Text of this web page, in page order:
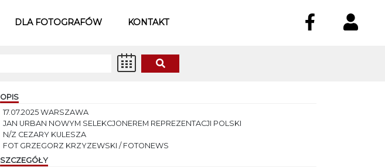
DLA FOTOGRAFÓW KONTAKT
OPIS
17.07.2025 WARSZAWA
JAN URBAN NOWYM SELEKCJONEREM REPREZENTACJI POLSKI
N/Z CEZARY KULESZA
FOT GRZEGORZ KRZYZEWSKI / FOTONEWS
SZCZEGÓŁY